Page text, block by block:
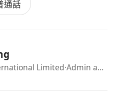
通話
Limited·Admin and HR